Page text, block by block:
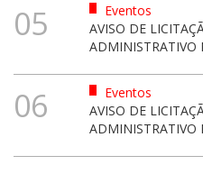
05
Eventos
AVISO DE
ADMINISTRATIVO
06
Eventos
AVISO DE
ADMINISTRATIVO